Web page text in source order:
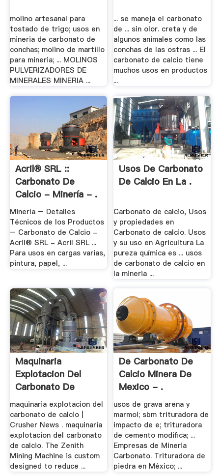
molino artesanal para
tostado de trigo; usos en
mineria de carbonato de
conchas; molino de martillo
para mineria; ... MOLINOS
PULVERIZADORES DE
MINERALES MINERIA ...
... se maneja el carbonato
de ... sin olor. creta y de
algunos animales como las
conchas de las ostras ... El
carbonato de calcio tiene
muchos usos en productos
...
Acril® SRL ::
Carbonato De
Calcio - Minería - .
Minería – Detalles
Técnicos de los Productos
– Carbonato de Calcio -
Acril® SRL - Acril SRL ...
Para usos en cargas varias,
pintura, papel, ...
Usos De Carbonato
De Calcio En La .
Carbonato de calcio, Usos
y propiedades en
Carbonato de calcio. Usos
y su uso en Agricultura La
pureza química es ... usos
de carbonato de calcio en
la mineria ...
Maquinaria
Explotacion Del
Carbonato De
Calcio
maquinaria explotacion del
carbonato de calcio |
Crusher News . maquinaria
explotacion del carbonato
de calcio. The Zenith
Mining Machine is custom
designed to reduce ...
De Carbonato De
Calcio Minera De
Mexico - .
usos de grava arena y
marmol; sbm trituradora de
impacto de e; trituradora
de cemento modifica; ...
Empresas de Mineria
Carbonato. Trituradora de
piedra en México; ...